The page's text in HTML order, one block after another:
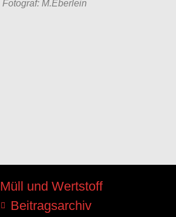
Fotograf: M.Eberlein
Müll und Wertstoff
Beitragsarchiv